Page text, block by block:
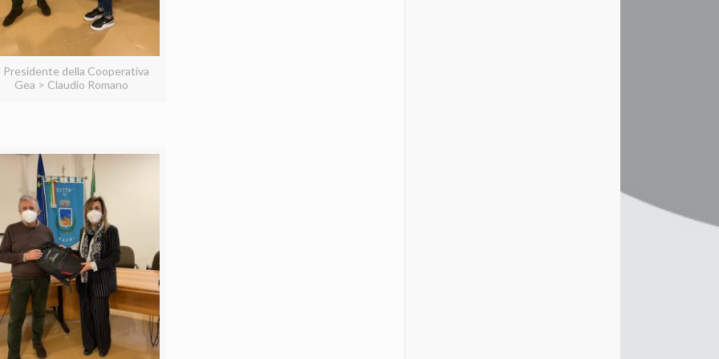
Presidente della Cooperativa
Gea > Claudio Romano